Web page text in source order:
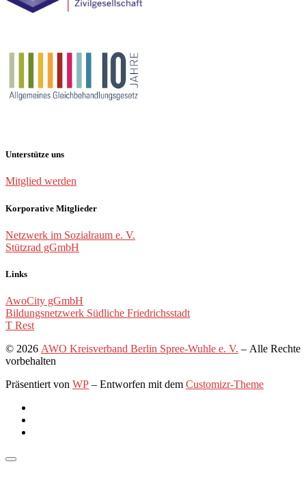
Unterstütze uns
Mitglied werden
Korporative Mitglieder
Netzwerk im Sozialraum e. V.
Stützrad gGmbH
Links
AwoCity gGmbH
Bildungsnetzwerk Südliche Friedrichsstadt
T Rest
© 2026 AWO Kreisverband Berlin Spree-Wuhle e. V. – Alle Rechte
vorbehalten
Präsentiert von WP – Entworfen mit dem Customizr-Theme